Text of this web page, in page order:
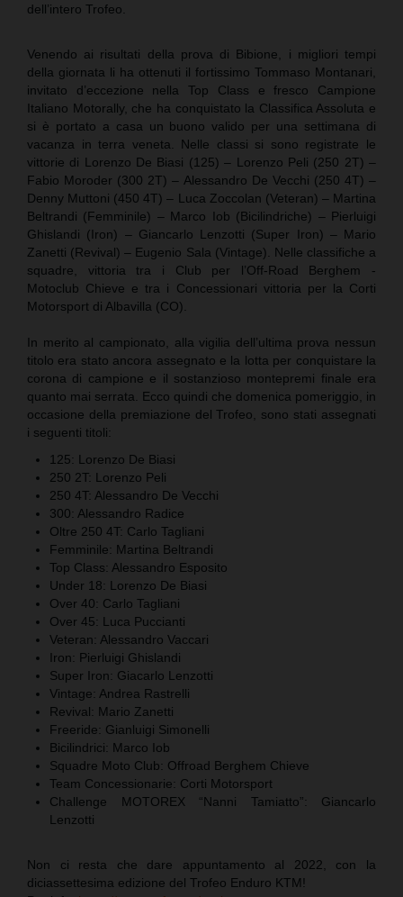
dell’intero Trofeo.
Venendo ai risultati della prova di Bibione, i migliori tempi
della giornata li ha ottenuti il fortissimo Tommaso Montanari,
invitato d’eccezione nella Top Class e fresco Campione
Italiano Motorally, che ha conquistato la Classifica Assoluta e
si è portato a casa un buono valido per una settimana di
vacanza in terra veneta. Nelle classi si sono registrate le
vittorie di Lorenzo De Biasi (125) – Lorenzo Peli (250 2T) –
Fabio Moroder (300 2T) – Alessandro De Vecchi (250 4T) –
Denny Muttoni (450 4T) – Luca Zoccolan (Veteran) – Martina
Beltrandi (Femminile) – Marco Iob (Bicilindriche) – Pierluigi
Ghislandi (Iron) – Giancarlo Lenzotti (Super Iron) – Mario
Zanetti (Revival) – Eugenio Sala (Vintage). Nelle classifiche a
squadre, vittoria tra i Club per l’Off-Road Berghem -
Motoclub Chieve e tra i Concessionari vittoria per la Corti
Motorsport di Albavilla (CO).
In merito al campionato, alla vigilia dell’ultima prova nessun
titolo era stato ancora assegnato e la lotta per conquistare la
corona di campione e il sostanzioso montepremi finale era
quanto mai serrata. Ecco quindi che domenica pomeriggio, in
occasione della premiazione del Trofeo, sono stati assegnati
i seguenti titoli:
125: Lorenzo De Biasi
250 2T: Lorenzo Peli
250 4T: Alessandro De Vecchi
300: Alessandro Radice
Oltre 250 4T: Carlo Tagliani
Femminile: Martina Beltrandi
Top Class: Alessandro Esposito
Under 18: Lorenzo De Biasi
Over 40: Carlo Tagliani
Over 45: Luca Puccianti
Veteran: Alessandro Vaccari
Iron: Pierluigi Ghislandi
Super Iron: Giacarlo Lenzotti
Vintage: Andrea Rastrelli
Revival: Mario Zanetti
Freeride: Gianluigi Simonelli
Bicilindrici: Marco Iob
Squadre Moto Club: Offroad Berghem Chieve
Team Concessionarie: Corti Motorsport
Challenge MOTOREX “Nanni Tamiatto”: Giancarlo
Lenzotti
Non ci resta che dare appuntamento al 2022, con la
diciassettesima edizione del Trofeo Enduro KTM!